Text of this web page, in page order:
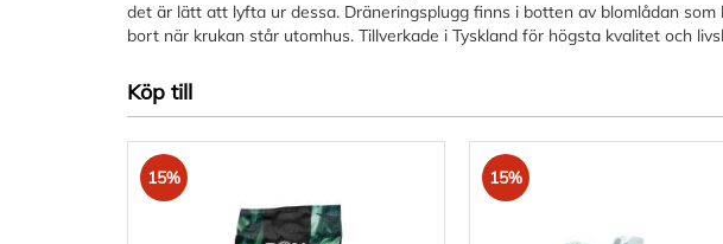
det är lätt att lyfta ur dessa. Dräneringsplugg finns i botten av blomlådan som
bort när krukan står utomhus. Tillverkade i Tyskland för högsta kvalitet och
Köp till
15% 15%